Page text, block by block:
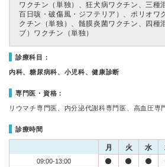
ワクチン（単独）、狂犬病ワクチン、三種
百日咳・破傷風・ジフテリア）、ポリオワ
クチン（単独）、髄膜炎菌ワクチン、四種
ブ）ワクチン（単独）
診療科目：
内科、糖尿病科、小児科、健康診断
専門医・資格：
リウマチ専門医、内分泌代謝科専門医、高血圧専
診療時間
月 火 水
09:00-13:00